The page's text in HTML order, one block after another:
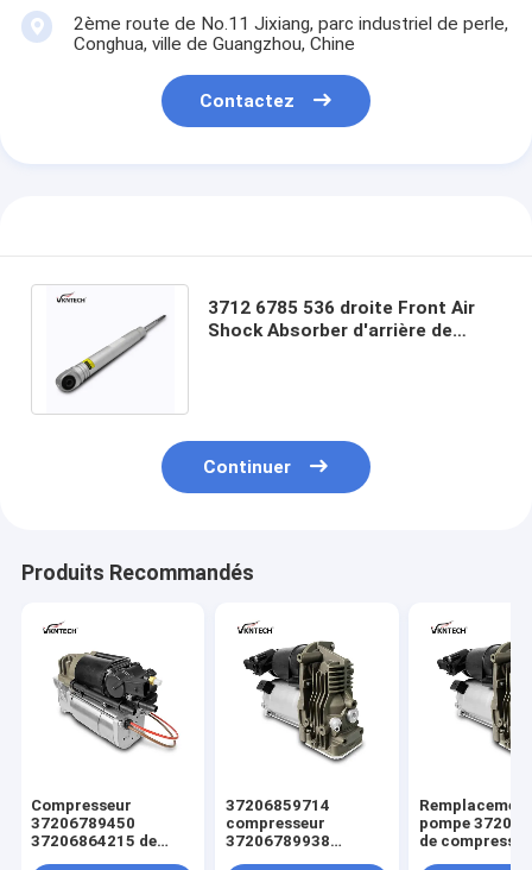
2ème route de No.11 Jixiang, parc industriel de perle,
Conghua, ville de Guangzhou, Chine
Contactez
3712 6785 536 droite Front Air
Shock Absorber d'arrière de
Continuer
Produits Recommandés
Compresseur
37206789450
37206864215 de
37206859714
compresseur
37206789938
pompe
de